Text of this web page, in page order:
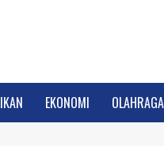
EKONOMI OLAHRAGA